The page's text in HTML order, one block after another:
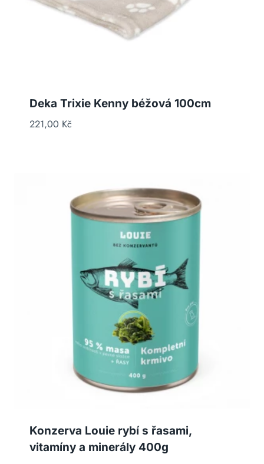
Deka Trixie Kenny béžová 100cm
221,00 Kč
Konzerva Louie rybí s řasami,
vitamíny a minerály 400g